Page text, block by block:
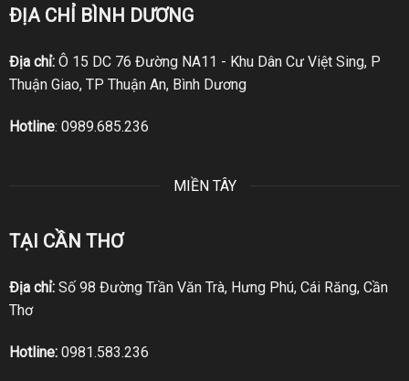
ĐỊA CHỈ BÌNH DƯƠNG
Địa chỉ:Ô 15 DC 76 Đường NA11 - Khu Dân Cư Việt Sing, P
Thuận Giao, TP Thuận An, Bình Dương
Hotline: 0989.685.236
MIỀN TÂY
TẠI CẦN THƠ
Địa chỉ:Số 98 Đường Trần Văn Trà, Hưng Phú, Cái Răng, Cần
Thơ
Hotline: 0981.583.236